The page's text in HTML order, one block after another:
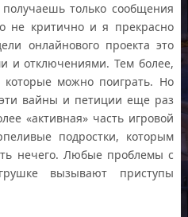
только сообщения
не критично и я прекрасно
онлайнового проекта это
и отключениями. Тем более,
можно поиграть. Но
эти вайны и петиции еще раз
«активная» часть игровой
подростки, которым
нечего. Любые проблемы с
вызывают приступы